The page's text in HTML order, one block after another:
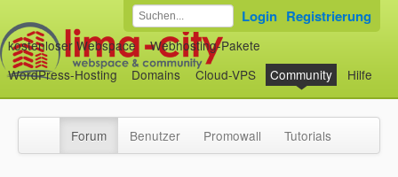
kostenloser Webspace
Webhosting-Pakete
WordPress-Hosting
Domains Cloud-VPS Community Hilfe
Login Registrierung
Forum Benutzer Promowall Tutorials